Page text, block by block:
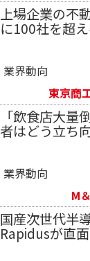
上場企業の不
に100社を超
業界動向
東京商
「飲食店大量
者はどう立ち
業界動向
M
国産次世代半
Rapidusが直